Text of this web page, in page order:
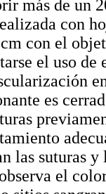
más de un
con
con el
el uso
es
las suturas
el